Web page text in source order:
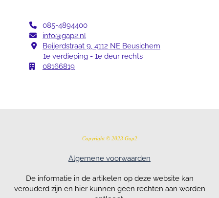
 085-4894400
 info@gap2.nl

Beijerdstraat 9, 4112 NE Beusichem
1e verdieping - 1e deur rechts
 08166819
Copyright © 2023 Gap2
Algemene voorwaarden
De informatie in de artikelen op deze website kan
verouderd zijn en hier kunnen geen rechten aan worden